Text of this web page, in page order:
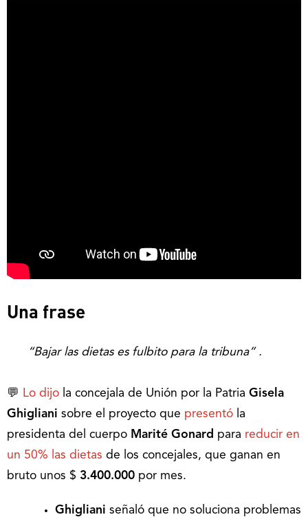
Una frase
“Bajar las dietas es fulbito para la tribuna” .
💬 Lo dijo la concejala de Unión por la Patria Gisela
Ghigliani sobre el proyecto que presentó la
presidenta del cuerpo Marité Gonard para reducir en
un 50% las dietas de los concejales, que ganan en
bruto unos $ 3.400.000 por mes.
Ghigliani señaló que no soluciona problemas